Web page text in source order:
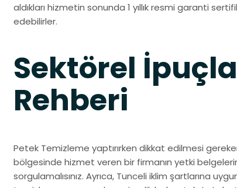
aldıkları hizmetin sonunda 1 yıllık resmi garanti
edebilirler.
Sektörel
Rehberi
Petek Temizleme yaptırırken dikkat edilmesi
bölgesinde hizmet veren bir firmanın yetki
sorgulamalısınız. Ayrıca, Tunceli iklim şartlarına